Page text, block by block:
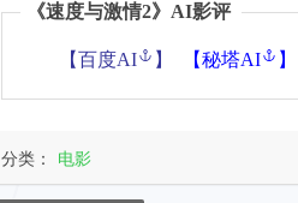
《速度与激情2》AI影评
【百度AI 】 【秘塔AI 】
分类： 电影